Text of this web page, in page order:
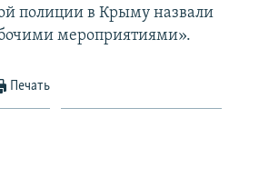
полиции в Крыму назвали
мероприятиями».
Печать